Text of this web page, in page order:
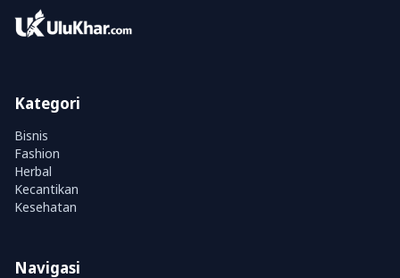
Kategori
Bisnis
Fashion
Herbal
Kecantikan
Kesehatan
Navigasi